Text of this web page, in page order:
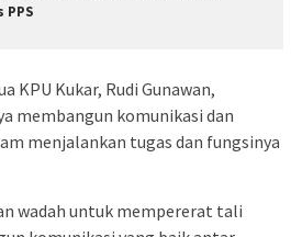
KPU Kukar, Rudi Gunawan,
membangun komunikasi dan
menjalankan tugas dan fungsinya
wadah untuk mempererat tali